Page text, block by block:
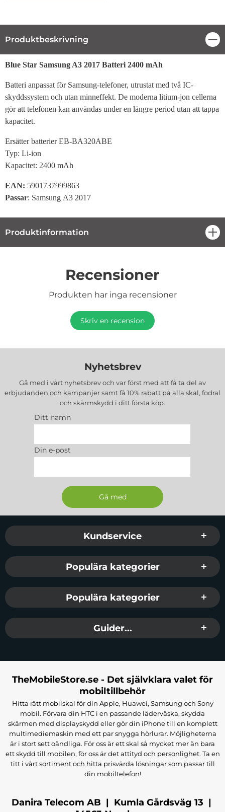
Produktbeskrivning
Produktbeskrivning
Blue Star Samsung A3 2017 Batteri 2400 mAh
Batteri anpassat för Samsung-telefoner, utrustat med två IC-
skyddssystem och utan minneffekt. De moderna litium-jon cellerna
gör att telefonen kan användas under en längre period utan att tappa
kapacitet.
Ersätter batterier EB-BA320ABE
Typ: Li-ion
Kapacitet: 2400 mAh
EAN: 5901737999863
Passar: Samsung A3 2017
Produktinformation
Recensioner
Produkten har inga recensioner
Skriv en recension
Nyhetsbrev
Gå med i vårt nyhetsbrev och var först med att få ta del av
erbjudanden och kampanjer samt få 10% rabatt på alla skal, fodral
och skärmskydd i ditt första köp.
Ditt namn
Din e-post
Sidfot Blandad info och länkar
Kundservice
Populära kategorier
Populära kategorier
Guider...
TheMobileStore.se - Det självklara valet för
mobiltillbehör
Hitta rätt mobilskal för din Apple, Huawei, Samsung och Sony
mobil. Förvara din HTC i en passande läderväska, skydda
skärmen med displayskydd eller gör din iPhone till en komplett
multimediemaskin med ett par snygga hörlurar. Möjligheterna
är i stort sett oändliga. För oss är ett skal så mycket mer än bara
ett skydd till mobilen, för oss är det attityd och personlighet. Ta en
titt i vårt sortiment och hitta prisvärda lösningar som passar till
din mobiltelefon!
Danira Telecom AB | Kumla Gårdsväg 13 |